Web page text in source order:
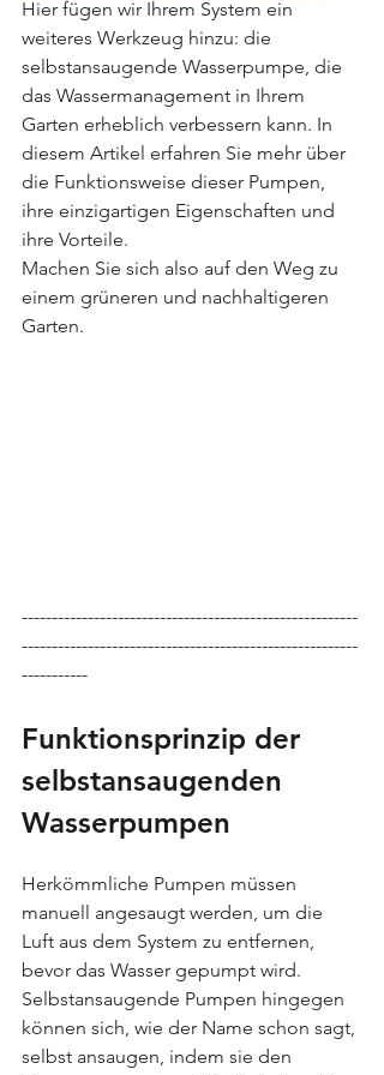
Hier fügen wir Ihrem System ein
weiteres Werkzeug hinzu: die
selbstansaugende Wasserpumpe, die
das Wassermanagement in Ihrem
Garten erheblich verbessern kann. In
diesem Artikel erfahren Sie mehr über
die Funktionsweise dieser Pumpen,
ihre einzigartigen Eigenschaften und
ihre Vorteile.
Machen Sie sich also auf den Weg zu
einem grüneren und nachhaltigeren
Garten.
--------------------------------------------------------
--------------------------------------------------------
-----------
Funktionsprinzip der
selbstansaugenden
Wasserpumpen
Herkömmliche Pumpen müssen
manuell angesaugt werden, um die
Luft aus dem System zu entfernen,
bevor das Wasser gepumpt wird.
Selbstansaugende Pumpen hingegen
können sich, wie der Name schon sagt,
selbst ansaugen, indem sie den